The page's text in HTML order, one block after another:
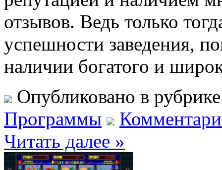
отзывов. Ведь только
успешности заведения,
наличии богатого и
Опубликовано в
Программы
Читать далее »